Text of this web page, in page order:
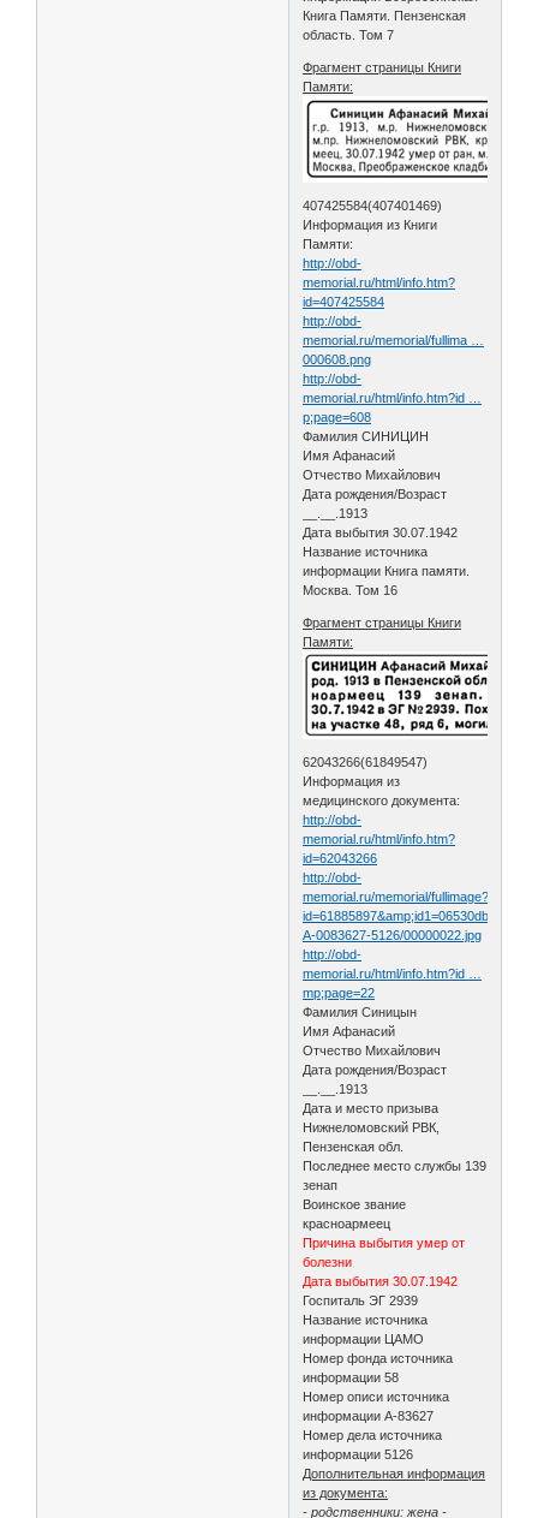
Книга Памяти. Пензенская
область. Том 7
Фрагмент страницы Книги
Памяти:
407425584(407401469)
Информация из Книги
Памяти:
http://obd-
memorial.ru/html/info.htm?
id=407425584
http://obd-
memorial.ru/memorial/fullima …
000608.png
http://obd-
memorial.ru/html/info.htm?id …
p;page=608
Фамилия СИНИЦИН
Имя Афанасий
Отчество Михайлович
Дата рождения/Возраст
__.__.1913
Дата выбытия 30.07.1942
Название источника
информации Книга памяти.
Москва. Том 16
Фрагмент страницы Книги
Памяти:
62043266(61849547)
Информация из
медицинского документа:
http://obd-
memorial.ru/html/info.htm?
id=62043266
http://obd-
memorial.ru/memorial/fullimage?
А-0083627-5126/00000022.jpg
http://obd-
memorial.ru/html/info.htm?id …
mp;page=22
Фамилия Синицын
Имя Афанасий
Отчество Михайлович
Дата рождения/Возраст
__.__.1913
Дата и место призыва
Нижнеломовский РВК,
Пензенская обл.
Последнее место службы 139
зенап
Воинское звание
красноармеец
Причина выбытия умер от
болезни
Дата выбытия 30.07.1942
Госпиталь ЭГ 2939
Название источника
информации ЦАМО
Номер фонда источника
информации 58
Номер описи источника
информации А-83627
Номер дела источника
информации 5126
Дополнительная информация
из документа:
- родственники: жена -